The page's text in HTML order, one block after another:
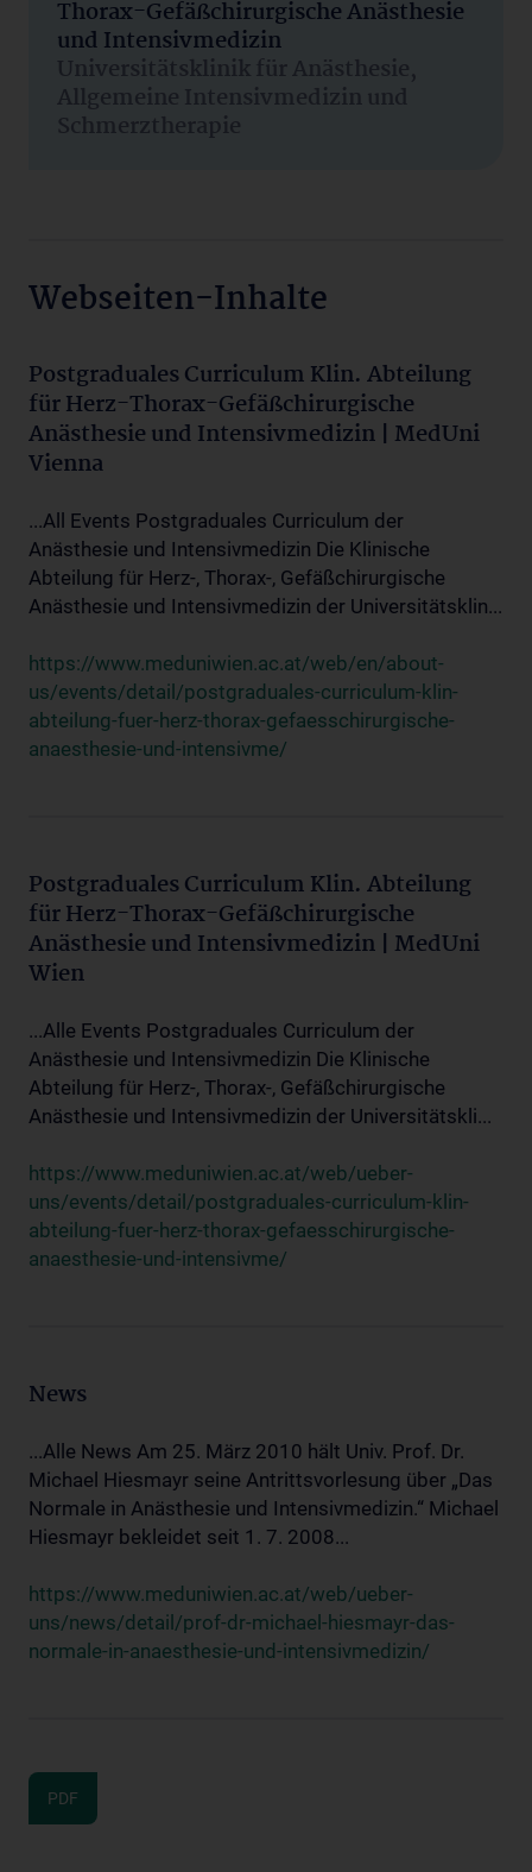
Thorax-Gefäßchirurgische Anästhesie
und Intensivmedizin
Universitätsklinik für Anästhesie,
Allgemeine Intensivmedizin und
Schmerztherapie
Webseiten-Inhalte
Postgraduales Curriculum Klin. Abteilung
für Herz-Thorax-Gefäßchirurgische
Anästhesie und Intensivmedizin | MedUni
Vienna
...All Events Postgraduales Curriculum der
Anästhesie und Intensivmedizin Die Klinische
Abteilung für Herz-, Thorax-, Gefäßchirurgische
Anästhesie und Intensivmedizin der Universitätsklin...
https://www.meduniwien.ac.at/web/en/about-
us/events/detail/postgraduales-curriculum-klin-
abteilung-fuer-herz-thorax-gefaesschirurgische-
anaesthesie-und-intensivme/
Postgraduales Curriculum Klin. Abteilung
für Herz-Thorax-Gefäßchirurgische
Anästhesie und Intensivmedizin | MedUni
Wien
...Alle Events Postgraduales Curriculum der
Anästhesie und Intensivmedizin Die Klinische
Abteilung für Herz-, Thorax-, Gefäßchirurgische
Anästhesie und Intensivmedizin der Universitätskli...
https://www.meduniwien.ac.at/web/ueber-
uns/events/detail/postgraduales-curriculum-klin-
abteilung-fuer-herz-thorax-gefaesschirurgische-
anaesthesie-und-intensivme/
News
...Alle News Am 25. März 2010 hält Univ. Prof. Dr.
Michael Hiesmayr seine Antrittsvorlesung über „Das
Normale in Anästhesie und Intensivmedizin.“ Michael
Hiesmayr bekleidet seit 1. 7. 2008...
https://www.meduniwien.ac.at/web/ueber-
uns/news/detail/prof-dr-michael-hiesmayr-das-
normale-in-anaesthesie-und-intensivmedizin/
PDF